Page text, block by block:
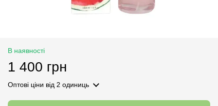
В наявності
1 400 грн
Оптові ціни від 2 одиниць